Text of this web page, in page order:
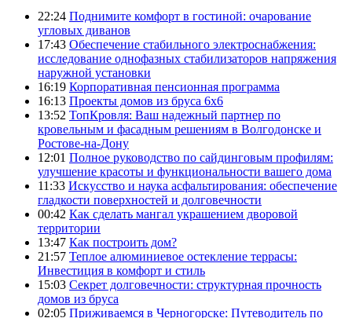
22:24 Поднимите комфорт в гостиной: очарование
угловых диванов
17:43 Обеспечение стабильного электроснабжения:
исследование однофазных стабилизаторов напряжения
наружной установки
16:19 Корпоративная пенсионная программа
16:13 Проекты домов из бруса 6х6
13:52 ТопКровля: Ваш надежный партнер по
кровельным и фасадным решениям в Волгодонске и
Ростове-на-Дону
12:01 Полное руководство по сайдинговым профилям:
улучшение красоты и функциональности вашего дома
11:33 Искусство и наука асфальтирования: обеспечение
гладкости поверхностей и долговечности
00:42 Как сделать мангал украшением дворовой
территории
13:47 Как построить дом?
21:57 Теплое алюминиевое остекление террасы:
Инвестиция в комфорт и стиль
15:03 Секрет долговечности: структурная прочность
домов из бруса
02:05 Приживаемся в Черногорске: Путеводитель по